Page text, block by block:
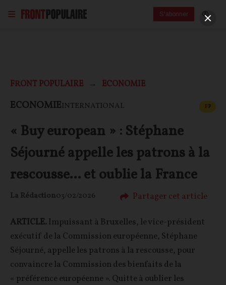
S'abonner
FRONT POPULAIRE ECONOMIE
ECONOMIEINTERNATIONAL FP
« Buy european » : Stéphane
Séjourné appelle les patrons à la
rescousse... et oublie la France
La Rédaction03/02/2026 Partager cet article
ARTICLE.Impuissant à Bruxelles, le vice-président
exécutif de la Commission européenne, Stéphane
Séjourné, appelle les patrons à la rescousse, pour
convaincre la Commission des bienfaits de la
« préférence européenne ». Quitte à oublier les